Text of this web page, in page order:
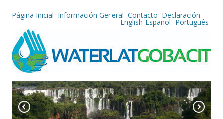
Página Inicial Información General Contacto Declaración
English Español Português